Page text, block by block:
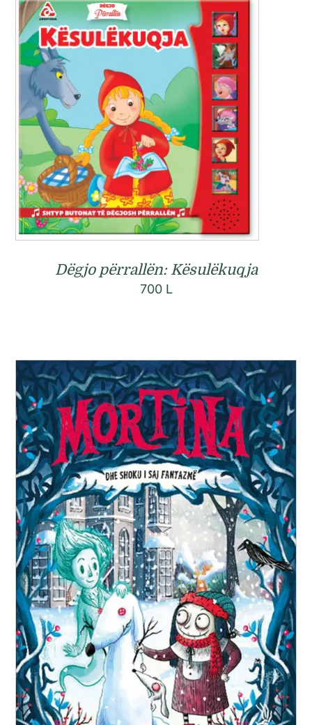
Dëgjo përrallën: Kësulëkuqja
700 L